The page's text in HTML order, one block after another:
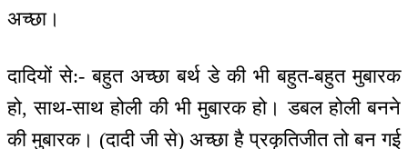
अच्छा।
दादियों से:- बहुत अच्छा बर्थ डे की भी बहुत-बहुत मुबारक
हो, साथ-साथ होली की भी मुबारक हो। डबल होली बनने
की मुबारक। (दादी जी से) अच्छा है प्रकृतिजीत तो बन गई